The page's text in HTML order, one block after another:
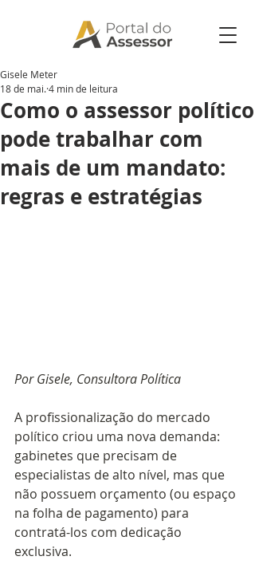
Como o assessor político
pode trabalhar com
mais de um mandato:
regras e estratégias
Gisele Meter
18 de mai.4 min de leitura
Por Gisele, Consultora Política
A profissionalização do mercado
político criou uma nova demanda:
gabinetes que precisam de
especialistas de alto nível, mas que
não possuem orçamento (ou espaço
na folha de pagamento) para
contratá-los com dedicação
exclusiva.